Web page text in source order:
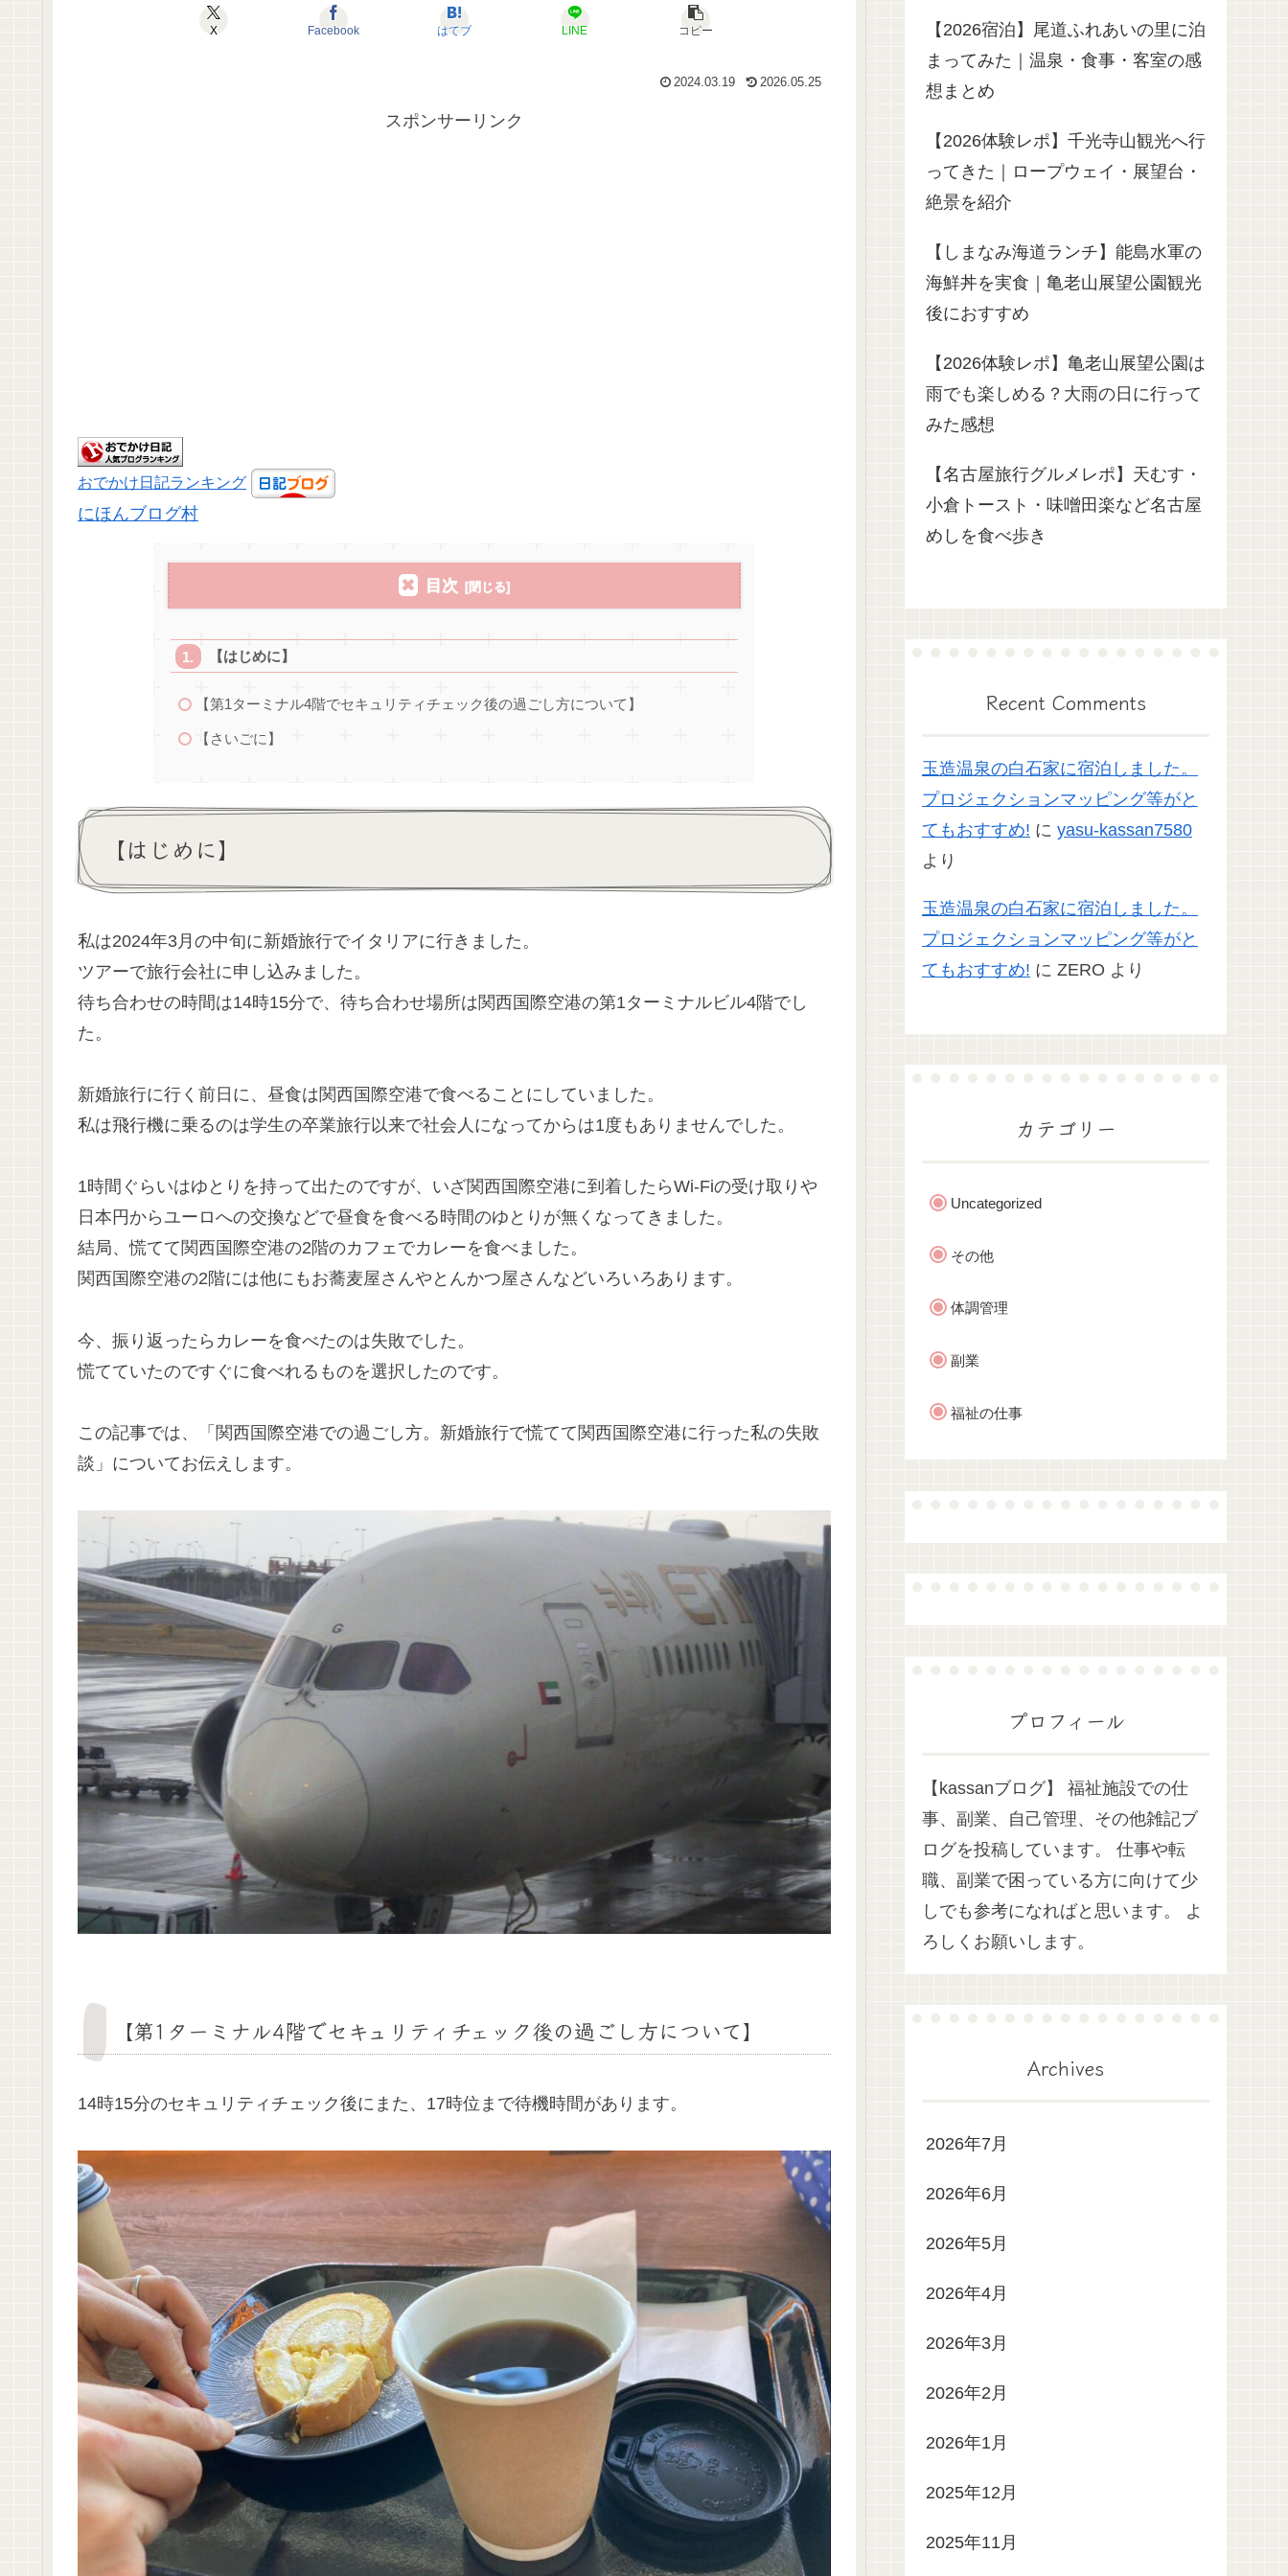
X Facebook はてブ LINE コピー
2024.03.19 2026.05.25
スポンサーリンク
おでかけ日記ランキング
にほんブログ村
目次
【はじめに】
【第1ターミナル4階でセキュリティチェック後の過ごし方について】
【さいごに】
【はじめに】
私は2024年3月の中旬に新婚旅行でイタリアに行きました。
ツアーで旅行会社に申し込みました。
待ち合わせの時間は14時15分で、待ち合わせ場所は関西国際空港の第1ターミナルビル4階でし
た。
新婚旅行に行く前日に、昼食は関西国際空港で食べることにしていました。
私は飛行機に乗るのは学生の卒業旅行以来で社会人になってからは1度もありませんでした。
1時間ぐらいはゆとりを持って出たのですが、いざ関西国際空港に到着したらWi-Fiの受け取りや
日本円からユーロへの交換などで昼食を食べる時間のゆとりが無くなってきました。
結局、慌てて関西国際空港の2階のカフェでカレーを食べました。
関西国際空港の2階には他にもお蕎麦屋さんやとんかつ屋さんなどいろいろあります。
今、振り返ったらカレーを食べたのは失敗でした。
慌てていたのですぐに食べれるものを選択したのです。
この記事では、「関西国際空港での過ごし方。新婚旅行で慌てて関西国際空港に行った私の失敗
談」についてお伝えします。
【第1ターミナル4階でセキュリティチェック後の過ごし方について】
14時15分のセキュリティチェック後にまた、17時位まで待機時間があります。
【2026宿泊】尾道ふれあいの里に泊
まってみた｜温泉・食事・客室の感
想まとめ
【2026体験レポ】千光寺山観光へ行
ってきた｜ロープウェイ・展望台・
絶景を紹介
【しまなみ海道ランチ】能島水軍の
海鮮丼を実食｜亀老山展望公園観光
後におすすめ
【2026体験レポ】亀老山展望公園は
雨でも楽しめる？大雨の日に行って
みた感想
【名古屋旅行グルメレポ】天むす・
小倉トースト・味噌田楽など名古屋
めしを食べ歩き
Recent Comments
玉造温泉の白石家に宿泊しました。
プロジェクションマッピング等がと
てもおすすめ! に yasu-kassan7580
より
玉造温泉の白石家に宿泊しました。
プロジェクションマッピング等がと
てもおすすめ! に ZERO より
カテゴリー
Uncategorized
その他
体調管理
副業
福祉の仕事
プロフィール
【kassanブログ】 福祉施設での仕
事、副業、自己管理、その他雑記ブ
ログを投稿しています。 仕事や転
職、副業で困っている方に向けて少
しでも参考になればと思います。 よ
ろしくお願いします。
Archives
2026年7月
2026年6月
2026年5月
2026年4月
2026年3月
2026年2月
2026年1月
2025年12月
2025年11月